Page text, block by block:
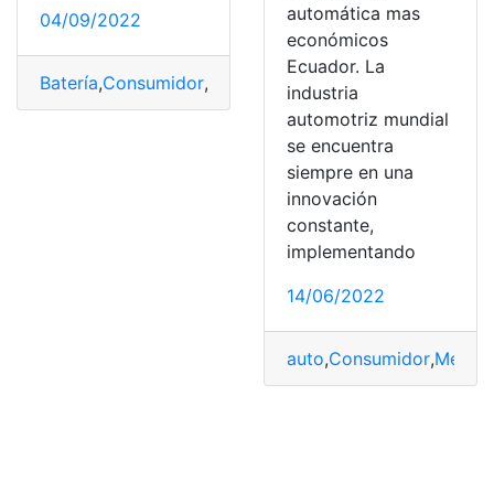
04/09/2022
Batería,Consumidor, destacados ,potente
automática mas
económicos
Ecuador. La
industria
automotriz mundial
se encuentra
siempre en una
innovación
constante,
implementando
14/06/2022
auto,Consumidor,